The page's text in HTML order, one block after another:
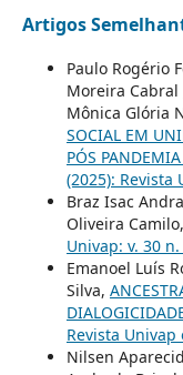
Artigos
Paulo Rogério
Moreira
Mônica Glória
SOCIAL EM
PÓS
(2025): Revista
Braz Isac
Oliveira Camilo,
Univap: v. 30
Emanoel Luís
Silva,
Revista Univap
Nilsen